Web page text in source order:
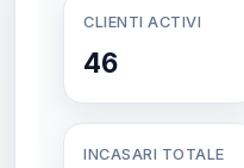
CLIENTI ACTIVI
46
INCASARI TOTALE